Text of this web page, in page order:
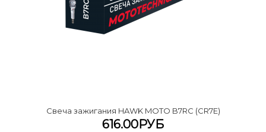
Cвеча зажигания HAWK MOTO B7RC (CR7E)
616.00РУБ